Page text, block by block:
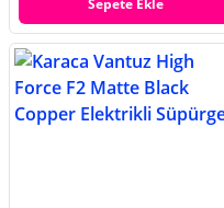
Sepete Ekle